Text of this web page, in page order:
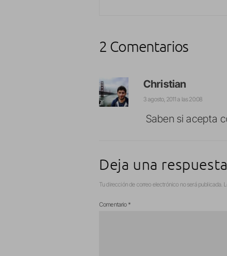
2 Comentarios
Christian
3 agosto, 2011 a las 20:08
Saben si acepta
Deja una respuesta
Tu dirección de correo electrónico no será publicada.
Comentario *